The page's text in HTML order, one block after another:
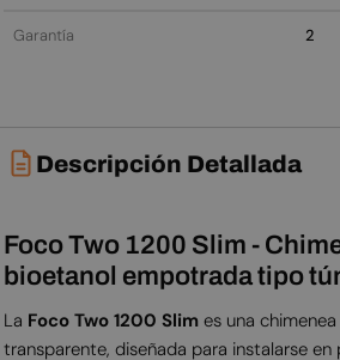
Garantía 2
Descripción Detallada
Foco Two 1200 Slim -
bioetanol empotrada tipo
La Foco Two 1200 Slimes una
transparente, diseñada para instalarse en